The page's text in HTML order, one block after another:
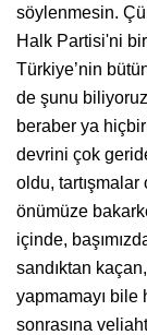
söylenmesin.
Halk Partisi'ni
Türkiye’nin
de şunu
beraber ya
devrini çok
oldu, tartışmalar
önümüze
içinde,
sandıktan
yapmamayı
sonrasına